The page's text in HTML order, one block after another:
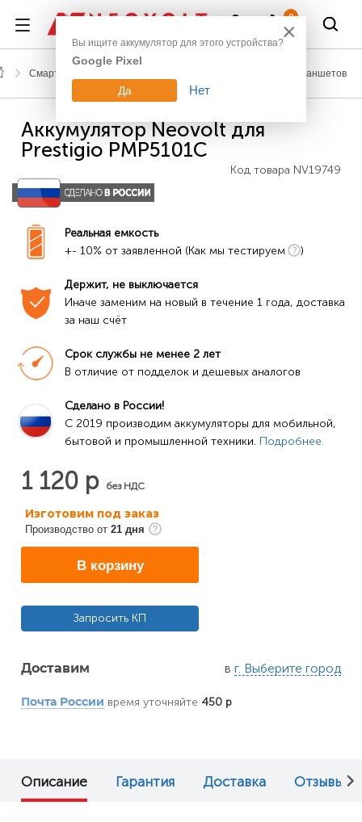
0
Смартфоны, планшеты, гаджеты Аккумуляторы для планшетов
Аккумулятор Neovolt для
Prestigio PMP5101C
Код товара NV19749
Реальная емкость
+- 10% от заявленной (Как мы тестируем
)
Держит, не выключается
Иначе заменим на новый в течение 1 года, доставка
за наш счёт
Срок службы не менее 2 лет
В отличие от подделок и дешевых аналогов
Сделано в России!
C 2019 производим аккумуляторы для мобильной,
бытовой и промышленной техники. Подробнее.
1 120 р без НДС
Изготовим под заказ
Производство от 21 дня
В корзину
Запросить КП
Доставим в г. Выберите город
Почта России время уточняйте 450 р
Описание Гарантия Доставка Отзывы (0)
×
Вы ищите аккумулятор для этого устройства?
Google Pixel
Да Нет